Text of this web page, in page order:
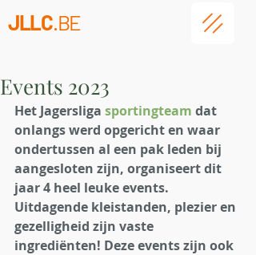
JLLC.BE
Events 2023
Het Jagersliga sportingteam dat
onlangs werd opgericht en waar
ondertussen al een pak leden bij
aangesloten zijn, organiseert dit
jaar 4 heel leuke events.
Uitdagende kleistanden, plezier en
gezelligheid zijn vaste
ingrediënten! Deze events zijn ook